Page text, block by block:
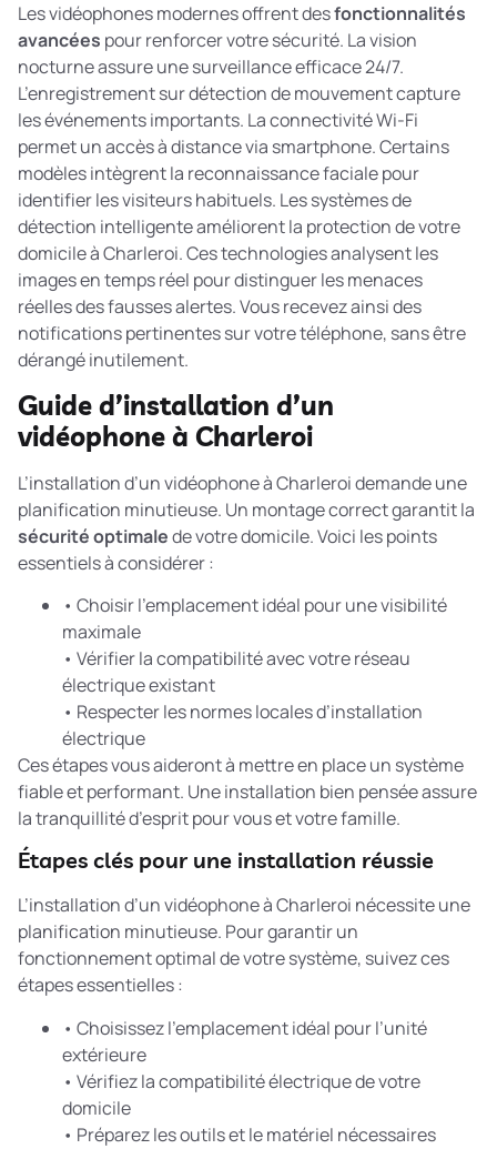
Les vidéophones modernes offrent desfonctionnalités
avancées pour renforcer votre sécurité. La vision
nocturne assure une surveillance efficace 24/7.
L’enregistrement sur détection de mouvement capture
les événements importants. La connectivité Wi-Fi
permet un accès à distance via smartphone. Certains
modèles intègrent la reconnaissance faciale pour
identifier les visiteurs habituels. Les systèmes de
détection intelligenteaméliorent la protection de votre
domicile à Charleroi. Ces technologies analysent les
images en temps réel pour distinguer les menaces
réelles des fausses alertes. Vous recevez ainsi des
notifications pertinentes sur votre téléphone, sans être
dérangé inutilement.
Guide d’installation d’un
vidéophone à Charleroi
L’installation d’un vidéophone à Charleroi demande une
planification minutieuse. Un montage correct garantit la
sécurité optimalede votre domicile. Voici les points
essentiels à considérer :
• Choisir l’emplacement idéal pour une visibilité
maximale
• Vérifier la compatibilité avec votre réseau
électrique existant
• Respecter les normes locales d’installation
électrique
Ces étapes vous aideront à mettre en place un système
fiable et performant. Une installation bien pensée assure
la tranquillité d’esprit pour vous et votre famille.
Étapes clés pour une installation réussie
L’installation d’un vidéophone à Charleroi nécessite une
planification minutieuse. Pour garantir un
fonctionnement optimal de votre système, suivez ces
étapes essentielles :
• Choisissez l’emplacement idéal pour l’unité
extérieure
• Vérifiez la compatibilité électrique de votre
domicile
• Préparez les outils et le matériel nécessaires